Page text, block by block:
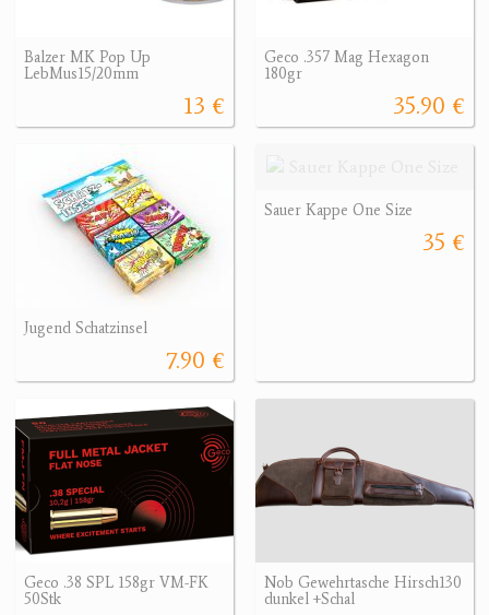
Balzer MK Pop Up
LebMus15/20mm
13 €
Geco .357 Mag Hexagon
180gr
35.90 €
Jugend Schatzinsel
7.90 €
Sauer Kappe One Size
35 €
Geco .38 SPL 158gr VM-FK
50Stk
Nob Gewehrtasche Hirsch130
dunkel +Schal